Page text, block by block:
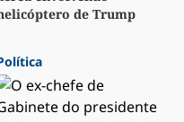
de Trump